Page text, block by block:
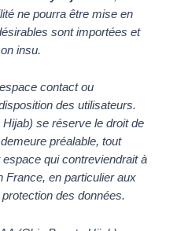
ne pourra être mise en
sont importées et
insu.
contact ou
des utilisateurs.
se réserve le droit de
préalable, tout
qui contreviendrait à
France, en particulier aux
des données.